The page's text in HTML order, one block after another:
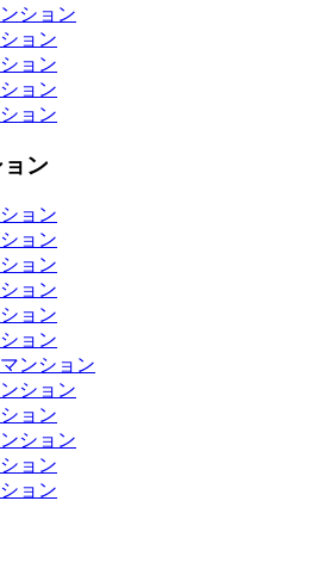
ション
ョン
ョン
ョン
ョン
ン
ョン
ョン
ョン
ョン
ョン
ョン
ンション
ション
ョン
ション
ョン
ョン